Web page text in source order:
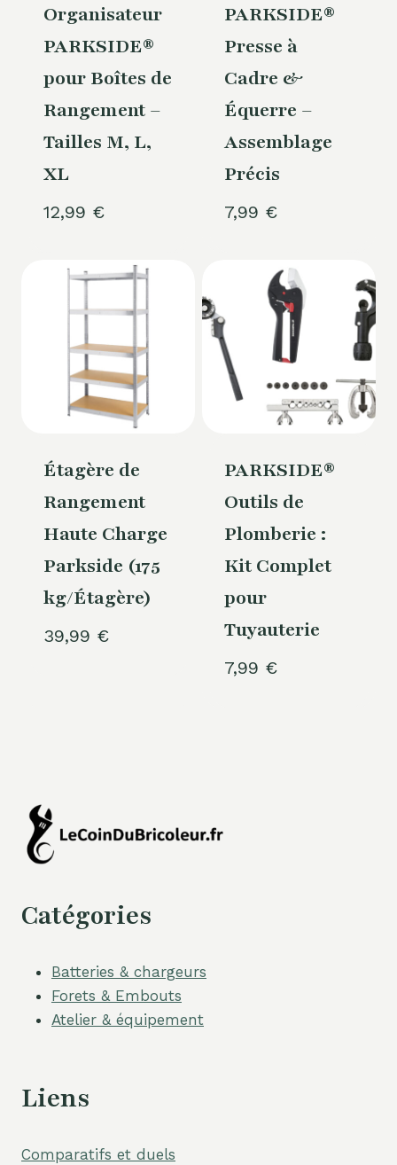
Organisateur
PARKSIDE®
pour Boîtes de
Rangement –
Tailles M, L,
XL
12,99 €
PARKSIDE®
Presse à
Cadre &
Équerre –
Assemblage
Précis
7,99 €
Étagère de
Rangement
Haute Charge
Parkside (175
kg/Étagère)
39,99 €
PARKSIDE®
Outils de
Plomberie :
Kit Complet
pour
Tuyauterie
7,99 €
Catégories
Batteries & chargeurs
Forets & Embouts
Atelier & équipement
Liens
Comparatifs et duels